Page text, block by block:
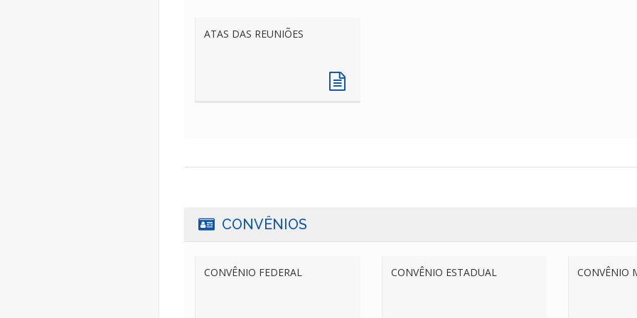
ATAS DAS REUNIÕES
CONVÊNIOS
CONVÊNIO FEDERAL CONVÊNIO ESTADUAL CONVÊNIO